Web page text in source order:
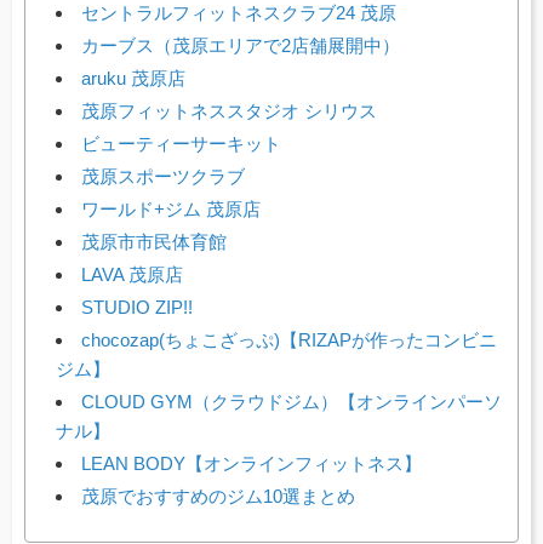
セントラルフィットネスクラブ24 茂原
カーブス（茂原エリアで2店舗展開中）
aruku 茂原店
茂原フィットネススタジオ シリウス
ビューティーサーキット
茂原スポーツクラブ
ワールド+ジム 茂原店
茂原市市民体育館
LAVA 茂原店
STUDIO ZIP!!
chocozap(ちょこざっぷ)【RIZAPが作ったコンビニ
ジム】
CLOUD GYM（クラウドジム）【オンラインパーソ
ナル】
LEAN BODY【オンラインフィットネス】
茂原でおすすめのジム10選まとめ